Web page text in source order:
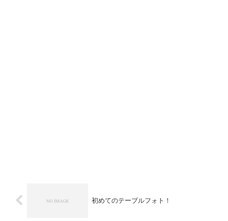
初めてのテーブルフォト！